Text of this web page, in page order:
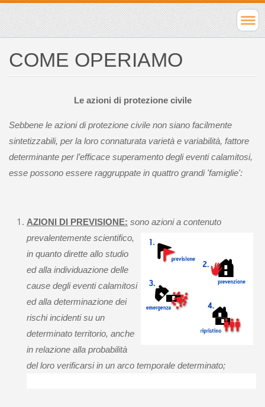
COME OPERIAMO
Le azioni di protezione civile
Sebbene le azioni di protezione civile non siano facilmente
sintetizzabili, per la loro connaturata varietà e variabilità, fattore
determinante per l’efficace superamento degli eventi calamitosi,
esse possono essere raggruppate in quattro grandi 'famiglie':
AZIONI DI PREVISIONE: sono azioni a contenuto
prevalentemente scientifico,
in quanto dirette allo studio
ed alla individuazione delle
cause degli eventi calamitosi
ed alla determinazione dei
rischi incidenti su un
determinato territorio, anche
in relazione alla probabilità
del loro verificarsi in un arco temporale determinato;